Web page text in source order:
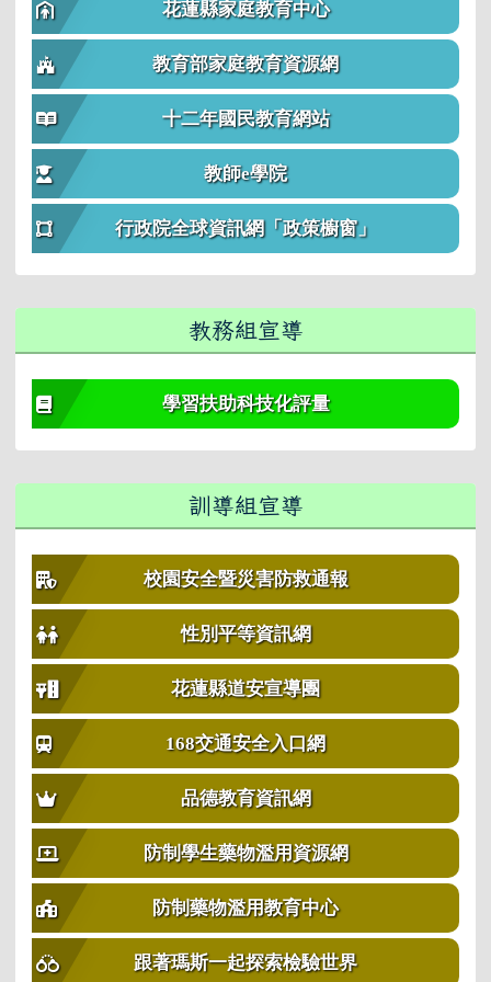
花蓮縣家庭教育中心
教育部家庭教育資源網
十二年國民教育網站
教師e學院
行政院全球資訊網「政策櫥窗」
教務組宣導
學習扶助科技化評量
訓導組宣導
校園安全暨災害防救通報
性別平等資訊網
花蓮縣道安宣導團
168交通安全入口網
品德教育資訊網
防制學生藥物濫用資源網
防制藥物濫用教育中心
跟著瑪斯一起探索檢驗世界